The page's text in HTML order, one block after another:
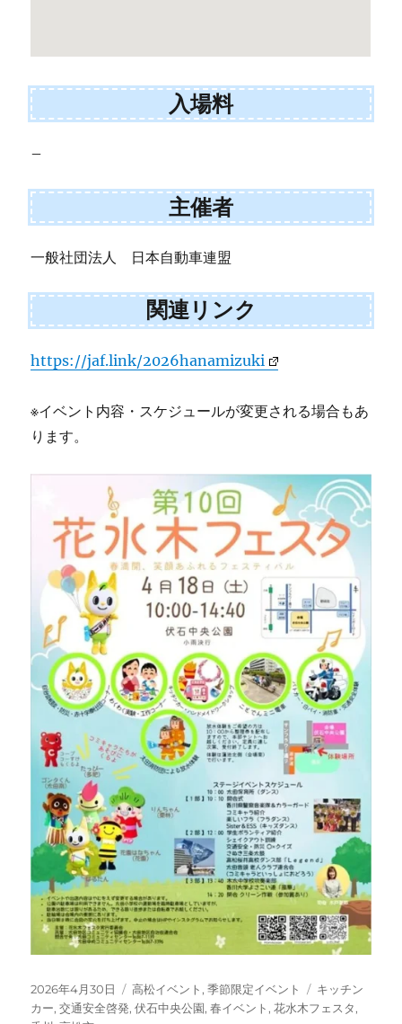
入場料
–
主催者
一般社団法人 日本自動車連盟
関連リンク
https://jaf.link/2026hanamizuki
※イベント内容・スケジュールが変更される場合もあ
ります。
投
稿
2026年4月30日
カ
テ
高松イベント,季節限定イベント
タ
グ
キッチン
カー,交通安全啓発,伏石中央公園,春イベント,花水木フェスタ,